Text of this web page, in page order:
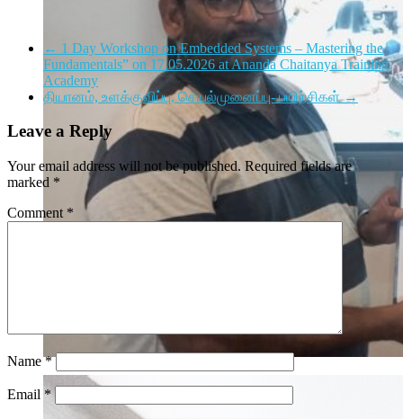
← 1 Day Workshop on Embedded Systems – Mastering the
Fundamentals” on 17.05.2026 at Ananda Chaitanya Training
Academy
தியானம், உளக்குவிப்பு, செயல்முனைப்பு- பயிற்சிகள்→
Leave a Reply
Your email address will not be published. Required fields are
marked *
Comment *
Name*
Email *